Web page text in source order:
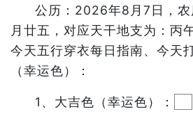
公历：2026年8月7日，
月廿五，对应天干地支为：丙
今天五行穿衣每日指南、今天
（幸运色）：
1、大吉色（幸运色）：